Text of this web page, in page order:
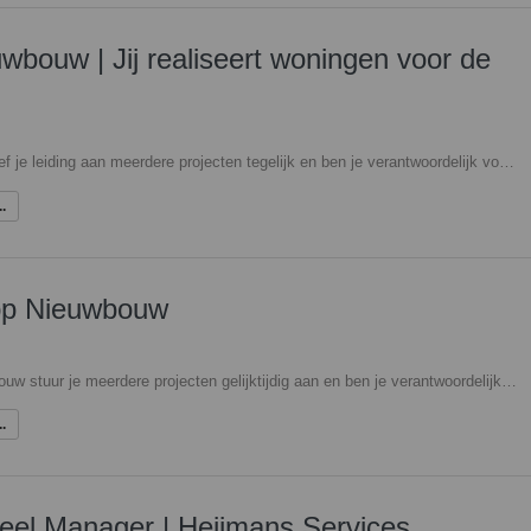
| Jij realiseert woningen voor de
Als Projectleider Nieuwbouw geef je leiding aan meerdere projecten tegelijk en ben je verantwoordelijk voor het volledige traject: van initiatief tot en met oplevering. Je werkzaamheden bestaan onder andere uit: Het leiden van complexe nieuwbouw- en sloop-nieuwbouwprojecten; Bewaken van planning, budget, kwaliteit en risico’s; Aansturen van projectteams, adviseurs, aannemers en andere externe partners; Afstemmen met bewoners, gemeenten en overige stakeholders; Opstellen en onderbouwen van besluitvormingsstukken; Signaleren van kansen op het gebied van duurzaamheid en innovatie; Begeleiden en coachen van minder ervaren projectleiders; Fungeren als stevige sparringpartner voor management en collega’s. Je werkt afwisselend op kantoor, op projectlocaties en in overleg met betrokken partijen. Zo blijf je nauw verbonden met zowel de uitvoering als de strategische kant van de projecten.
Nieuwbouw